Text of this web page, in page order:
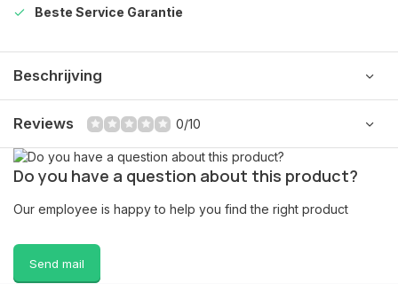
Beste Service Garantie
Beschrijving
Reviews 0/10
Do you have a question about this product?
Our employee is happy to help you find the right product
Send mail